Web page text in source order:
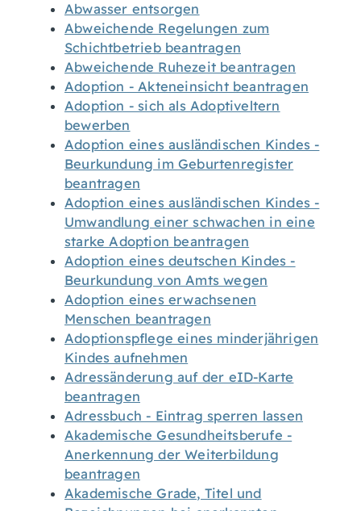
Abwasser entsorgen
Abweichende Regelungen zum
Schichtbetrieb beantragen
Abweichende Ruhezeit beantragen
Adoption - Akteneinsicht beantragen
Adoption - sich als Adoptiveltern
bewerben
Adoption eines ausländischen Kindes -
Beurkundung im Geburtenregister
beantragen
Adoption eines ausländischen Kindes -
Umwandlung einer schwachen in eine
starke Adoption beantragen
Adoption eines deutschen Kindes -
Beurkundung von Amts wegen
Adoption eines erwachsenen
Menschen beantragen
Adoptionspflege eines minderjährigen
Kindes aufnehmen
Adressänderung auf der eID-Karte
beantragen
Adressbuch - Eintrag sperren lassen
Akademische Gesundheitsberufe -
Anerkennung der Weiterbildung
beantragen
Akademische Grade, Titel und